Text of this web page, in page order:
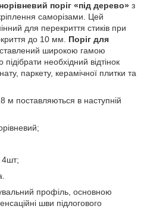
поріг «під дерево» з
саморізами. Цей
для перекриття стиків при
до 10 мм. Поріг для
широкою гамою
необхідний відтінок
паркету, керамічної плитки та
м поставляються в наступній
4шт;
профіль, основною
шви підлогового